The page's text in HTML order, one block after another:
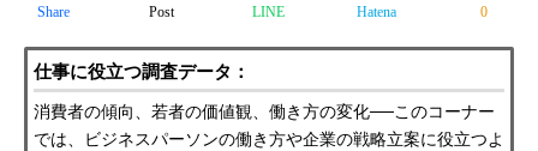
Share Post LINE Hatena 0
仕事に役立つ調査データ：
消費者の傾向、若者の価値観、働き方の変化──このコーナー
では、ビジネスパーソンの働き方や企業の戦略立案に役立つよ